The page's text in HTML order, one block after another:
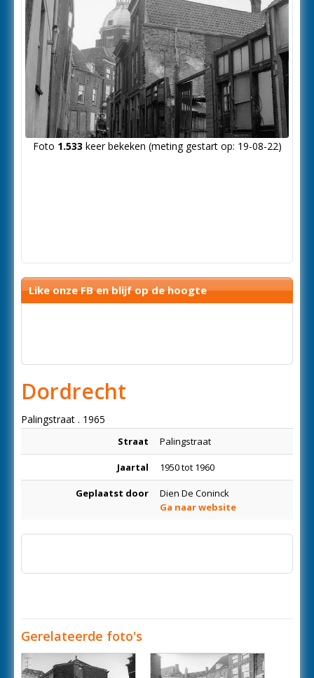
Foto 1.533 keer bekeken (meting gestart op: 19-08-22)
Like onze FB en blijf op de hoogte
Dordrecht
Palingstraat . 1965
Straat Palingstraat
Jaartal 1950 tot 1960
Geplaatst door
Dien De Coninck
Ga naar website
Gerelateerde foto's